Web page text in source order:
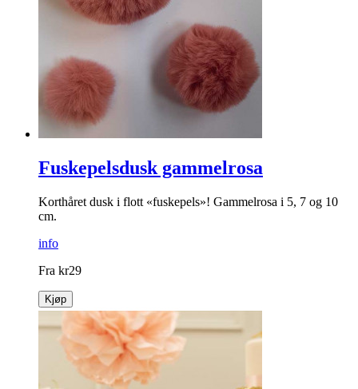
Fuskepelsdusk gammelrosa
Korthåret dusk i flott «fuskepels»! Gammelrosa i 5, 7 og 10
cm.
info
Fra kr29
Kjøp